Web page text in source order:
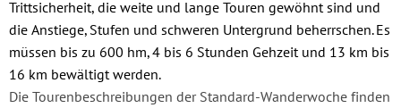
Trittsicherheit, die weite und lange Touren gewöhnt sind und
die Anstiege, Stufen und schweren Untergrund beherrschen. Es
müssen bis zu 600 hm, 4 bis 6 Stunden Gehzeit und 13 km bis
16 km bewältigt werden.
Die Tourenbeschreibungen der Standard-Wanderwoche finden